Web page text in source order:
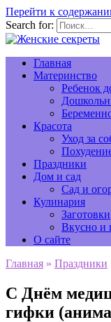
Перейти к
Search for:
Главная
Материнство
Ребенок
Красота
Уход за
Праздники
Дом и сад
Сад и
Кулинария
Заготовки
Вкусно и
О сайте
Главная » Праздники
С Днём
гифки